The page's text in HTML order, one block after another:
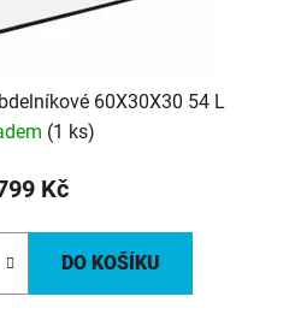
60X30X30 54 L
(1 ks)
Kč
DO KOŠÍKU